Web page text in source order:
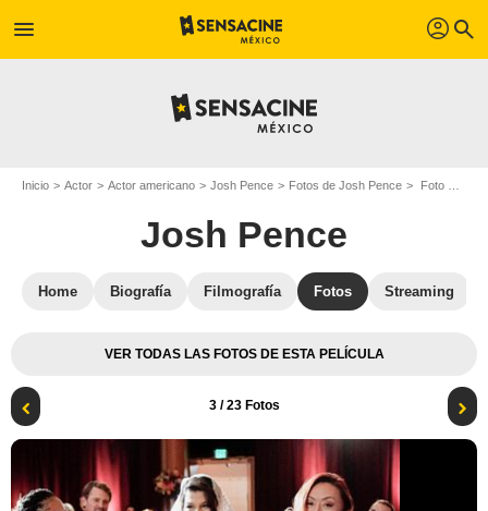
menu profil search
Inicio Actor Actor americano Josh Pence Fotos de Josh Pence Foto Sherry Cola, Josh Pence
Josh Pence
Home Biografía Filmografía Fotos Streaming
VER TODAS LAS FOTOS DE ESTA PELÍCULA
3/ 23 Fotos